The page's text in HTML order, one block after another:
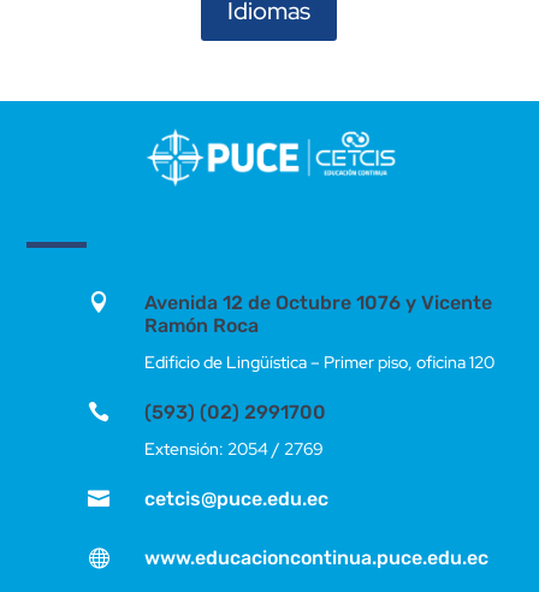
Idiomas

Avenida 12 de Octubre 1076 y Vicente
Ramón Roca
Edificio de Lingüística – Primer piso, oficina 120
 (593) (02) 2991700
Extensión: 2054 / 2769
 cetcis@puce.edu.ec
 www.educacioncontinua.puce.edu.ec